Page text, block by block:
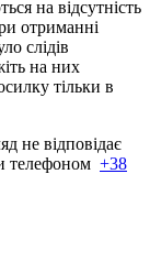
на відсутність
отриманні
слідів
на них
тільки в
не відповідає
телефоном +38